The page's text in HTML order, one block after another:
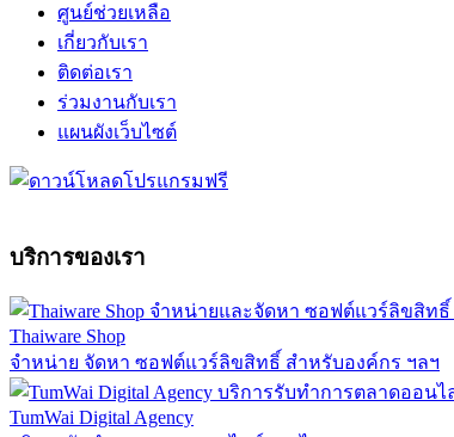
ศูนย์ช่วยเหลือ
เกี่ยวกับเรา
ติดต่อเรา
ร่วมงานกับเรา
แผนผังเว็บไซต์
บริการของเรา
Thaiware Shop
จำหน่าย จัดหา ซอฟต์แวร์ลิขสิทธิ์ สำหรับองค์กร ฯลฯ
TumWai Digital Agency